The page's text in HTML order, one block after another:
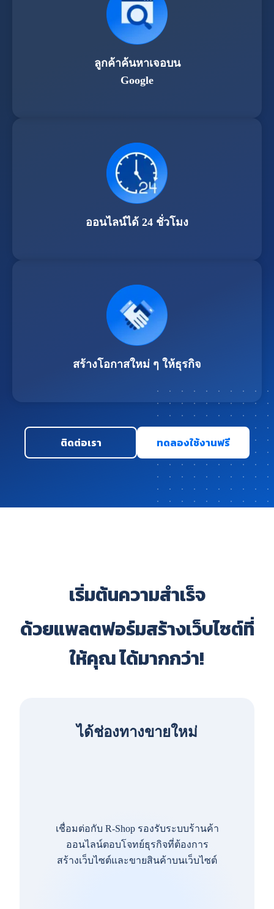
ลูกค้าค้นหาเจอบน
Google
ออนไลน์ได้ 24 ชั่วโมง
สร้างโอกาสใหม่ ๆ ให้ธุรกิจ
ติดต่อเรา ทดลองใช้งานฟรี
เริ่มต้นความสำเร็จ
ด้วยแพลตฟอร์มสร้างเว็บไซต์ที่
ให้คุณ ได้มากกว่า!
ได้ช่องทางขายใหม่
เชื่อมต่อกับ R-Shop รองรับระบบร้านค้า
ออนไลน์ตอบโจทย์ธุรกิจที่ต้องการ
สร้างเว็บไซต์และขายสินค้าบนเว็บไซต์